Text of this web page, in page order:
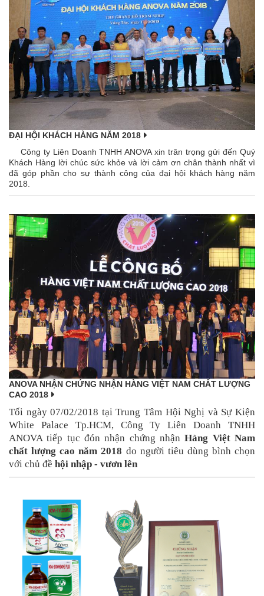
ĐẠI HỘI KHÁCH HÀNG NĂM 2018
Công ty Liên Doanh TNHH ANOVA xin trân trọng gửi đến Quý
Khách Hàng lời chúc sức khỏe và lời cảm ơn chân thành nhất vì
đã góp phần cho sự thành công của đại hội khách hàng năm
2018.
ANOVA NHẬN CHỨNG NHẬN HÀNG VIỆT NAM CHẤT LƯỢNG
CAO 2018
Tối ngày 07/02/2018 tại Trung Tâm Hội Nghị và Sự Kiện
White Palace Tp.HCM, Công Ty Liên Doanh TNHH
ANOVA tiếp tục đón nhận chứng nhậnHàng Việt Nam
chất lượng cao năm 2018 do người tiêu dùng bình chọn
với chủ đề hội nhập - vươn lên